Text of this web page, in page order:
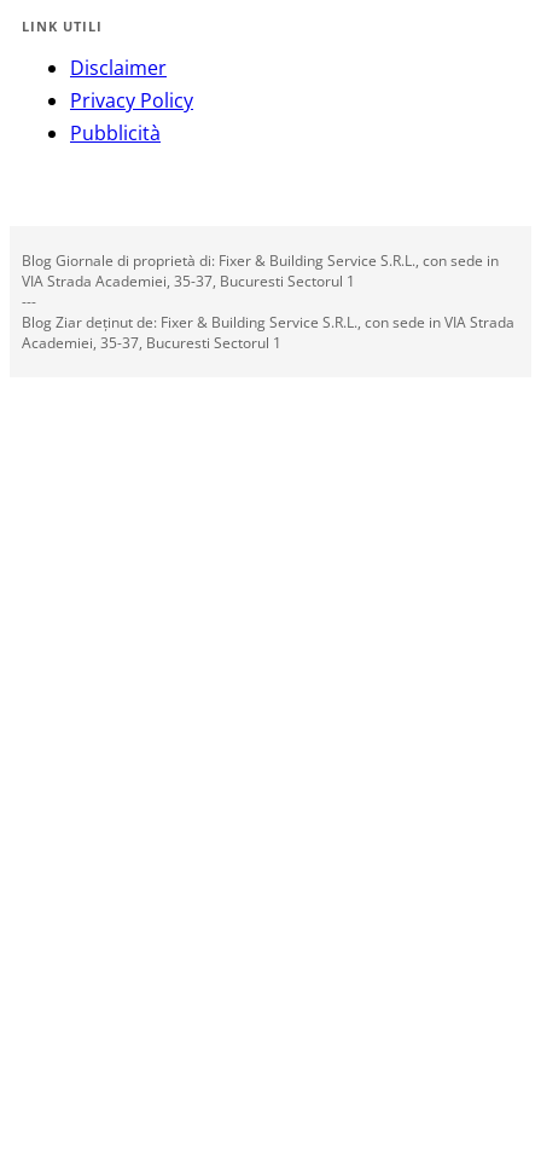
LINK UTILI
Disclaimer
Privacy Policy
Pubblicità
Blog Giornale di proprietà di: Fixer & Building Service S.R.L., con sede in
VIA Strada Academiei, 35-37, Bucuresti Sectorul 1
---
Blog Ziar deținut de: Fixer & Building Service S.R.L., con sede in VIA Strada
Academiei, 35-37, Bucuresti Sectorul 1